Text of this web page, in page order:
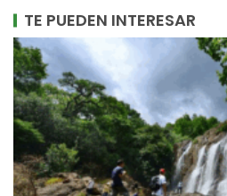
TE PUEDEN INTERESAR